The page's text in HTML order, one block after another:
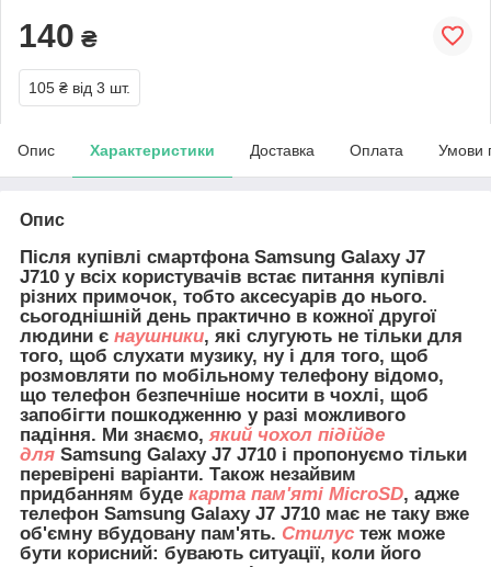
140 ₴
105 ₴ від 3 шт.
Опис Характеристики Доставка Оплата Умови
Опис
Після купівлі смартфона Samsung Galaxy J7
J710 у всіх користувачів встає питання купівлі
різних примочок, тобто аксесуарів до нього.
сьогоднішній день практично в кожної другої
людини є наушники, які слугують не тільки для
того, щоб слухати музику, ну і для того, щоб
розмовляти по мобільному телефону відомо,
що телефон безпечніше носити в чохлі, щоб
запобігти пошкодженню у разі можливого
падіння. Ми знаємо, який чохол підійде
для Samsung Galaxy J7 J710 і пропонуємо тільки
перевірені варіанти. Також незайвим
придбанням буде карта пам'яті MicroSD, адже
телефон Samsung Galaxy J7 J710 має не таку вже
об'ємну вбудовану пам'ять. Стилус теж може
бути корисний: бувають ситуації, коли його